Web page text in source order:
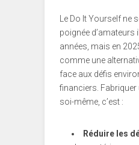
Le Do It Yourself ne
poignée d’amateurs
années, mais en
comme une
face aux défis
financiers. Fabriquer
soi-même, c’est :
Réduire les